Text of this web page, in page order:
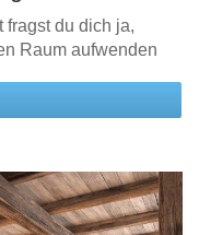
fragst du dich ja,
Raum aufwenden